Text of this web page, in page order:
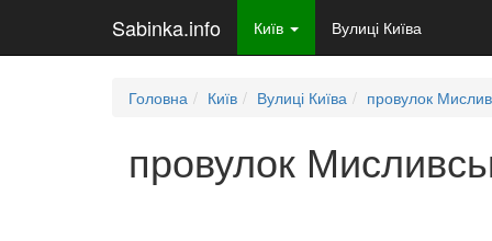
Sabinka.info Київ Вулиці Київа
Головна Київ Вулиці Київа провулок
провулок